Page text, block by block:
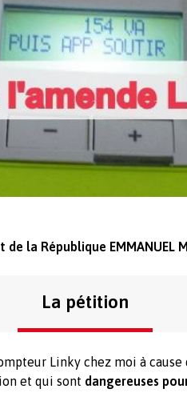
de la République EMMANUEL
La pétition
Linky chez moi à cause
et qui sont dangereuses